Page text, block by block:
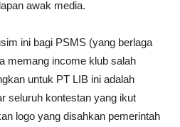
awak media.
ini bagi PSMS (yang berlaga
memang income klub salah
untuk PT LIB ini adalah
seluruh kontestan yang ikut
logo yang disahkan pemerintah